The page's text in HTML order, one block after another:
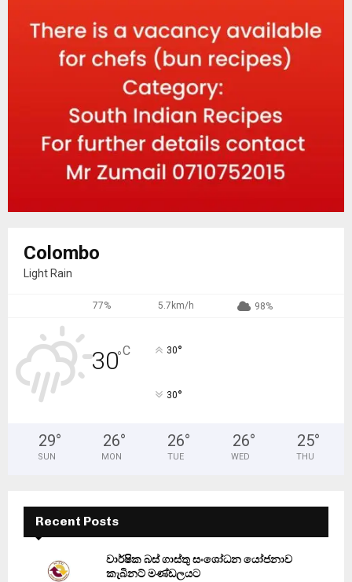
Colombo
Light Rain
77% 5.7km/h 98%
30°C 30°
30°
29°
SUN
26°
MON
26°
TUE
26°
WED
25°
THU
Recent Posts
වාර්ෂික බස් ගාස්තු සංශෝධන යෝජනාව
කැබිනට් මණ්ඩලයට